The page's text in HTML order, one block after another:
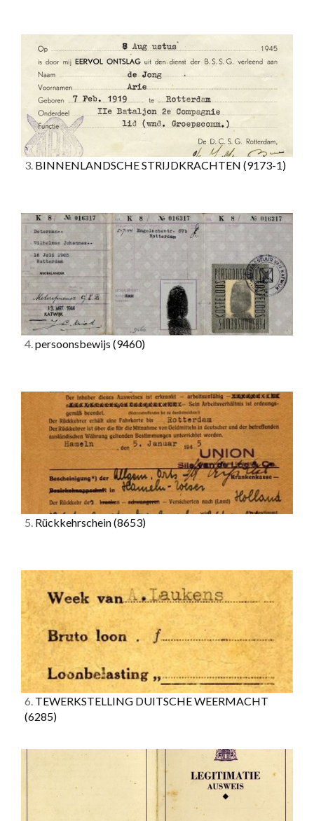
3. BINNENLANDSCHE STRIJDKRACHTEN (9173-1)
4.persoonsbewijs (9460)
5. Rückkehrschein(8653)
6. TEWERKSTELLING DUITSCHE WEERMACHT
(6285)